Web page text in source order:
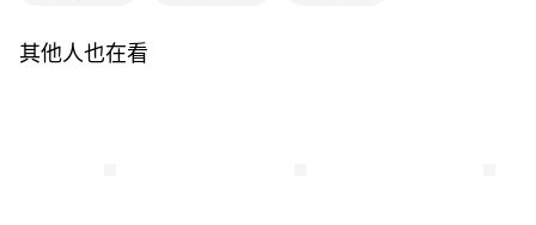
【注意事項】
宅配
其他人也在看